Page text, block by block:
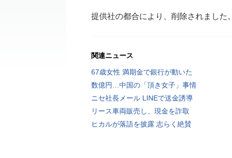
提供社の都合により、削除されました。
関連ニュース
67歳女性 満期金で銀行が動いた
数億円…中国の「頂き女子」事情
ニセ社長メール LINEで送金誘導
リース車両販売し、現金を詐取
ヒカルが落語を披露 志らく絶賛